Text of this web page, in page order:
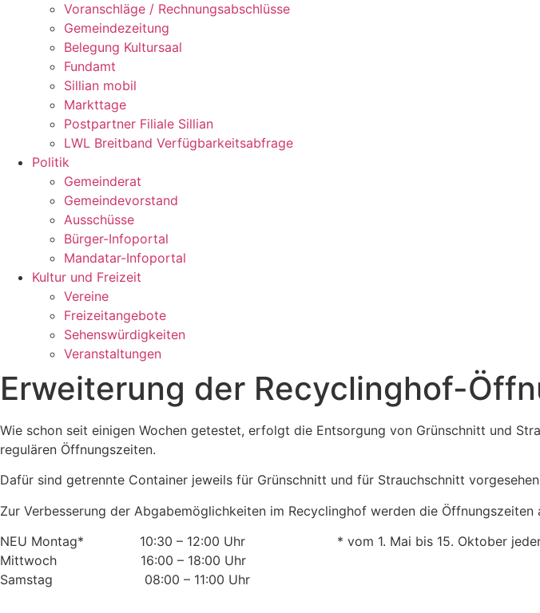
Voranschläge / Rechnungsabschlüsse
Gemeindezeitung
Belegung Kultursaal
Fundamt
Sillian mobil
Markttage
Postpartner Filiale Sillian
LWL Breitband Verfügbarkeitsabfrage
Politik
Gemeinderat
Gemeindevorstand
Ausschüsse
Bürger-Infoportal
Mandatar-Infoportal
Kultur und Freizeit
Vereine
Freizeitangebote
Sehenswürdigkeiten
Veranstaltungen
Erweiterung der Recyclinghof-
Wie schon seit einigen Wochen getestet, erfolgt die Entsorgung von Grünschnitt und
regulären Öffnungszeiten.
Dafür sind getrennte Container jeweils für Grünschnitt und für Strauchschnitt
Zur Verbesserung der Abgabemöglichkeiten im Recyclinghof werden die
NEU Montag* 10:30 – 12:00 Uhr * vom 1. Mai bis 15. Oktober jeden
Mittwoch 16:00 – 18:00 Uhr
Samstag 08:00 – 11:00 Uhr